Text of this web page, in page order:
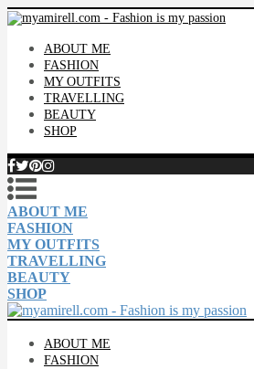
ABOUT ME
FASHION
MY OUTFITS
TRAVELLING
BEAUTY
SHOP
ABOUT ME
FASHION
MY OUTFITS
TRAVELLING
BEAUTY
SHOP
ABOUT ME
FASHION